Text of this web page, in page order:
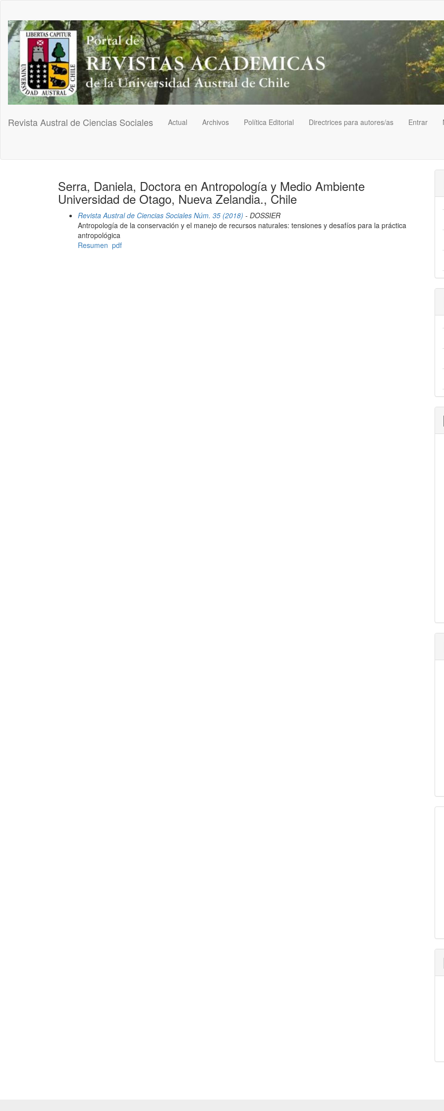
Contenido
principal
Barra
lateral
Revista Austral de Ciencias Sociales Actual Archivos Política Editorial Directrices para autores/as Entrar
Serra, Daniela, Doctora en Antropología y Medio Ambiente
Universidad de Otago, Nueva Zelandia., Chile
Revista Austral de Ciencias Sociales Núm. 35 (2018) - DOSSIER
Antropología de la conservación y el manejo de recursos naturales: tensiones y desafíos para la práctica
antropológica
Resumen pdf